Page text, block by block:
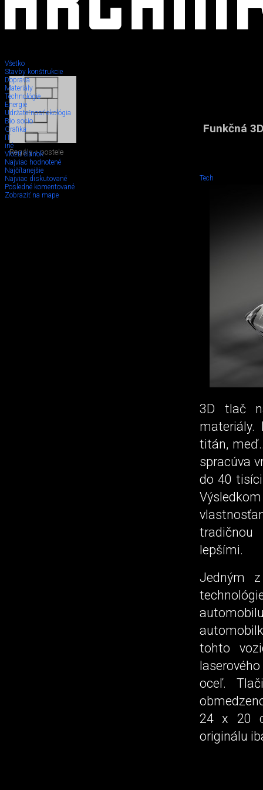
Všetko
Stavby konštrukcie
Doprava
Materiály
Technológie
Energie
Udržateľnosť ekológia
Bio socio
Grafika
IT
iné
Vložiť článok
Najviac hodnotené
Najčítanejšie
Najviac diskutované
Posledné komentované
Zobraziť na mape
Funkčná
Tech
3D tlač
materiály.
titán,
spracúva
do 40
tradičnou
lepšími.
Jedným
tohto
oceľ.
24 x 20
originálu
Regály + postele